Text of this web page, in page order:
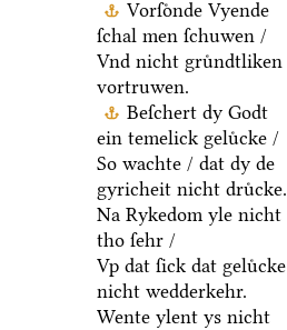
Vorſoͤnde Vyende
ſchal men ſchuwen /
Vnd nicht gruͤndtliken
vortruwen.
Beſchert dy Godt
ein temelick geluͤcke /
So wachte / dat dy de
gyricheit nicht druͤcke.
Na Rykedom yle nicht
tho ſehr /
Vp dat ſick dat geluͤcke
nicht wedderkehr.
Wente ylent ys nicht